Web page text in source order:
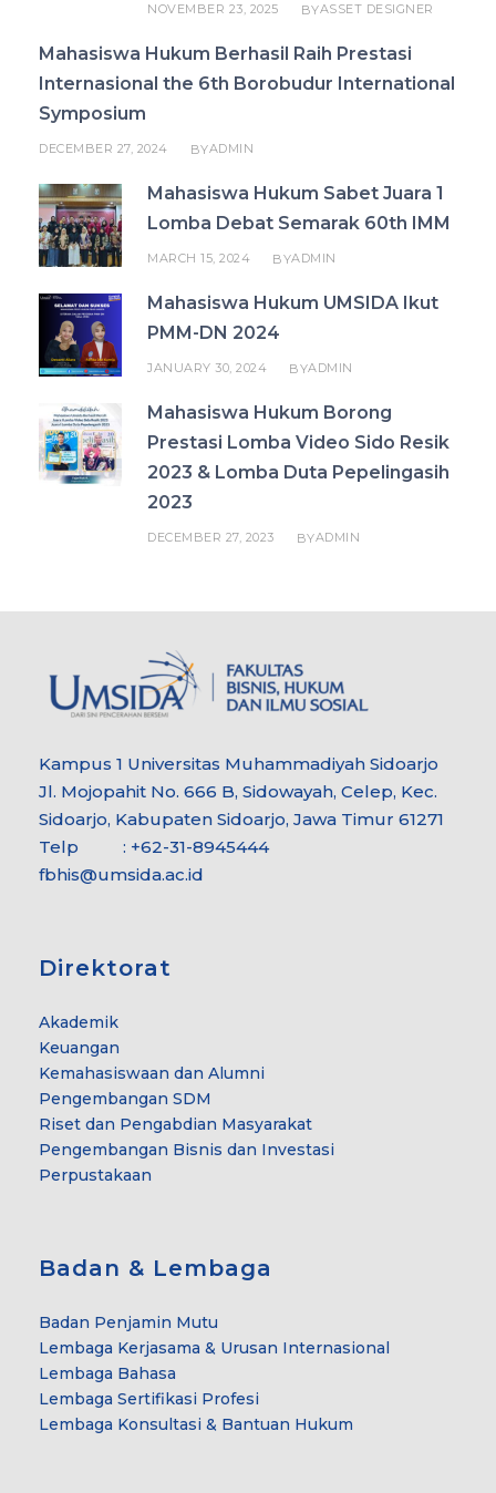
NOVEMBER 23, 2025 BYASSET DESIGNER
Mahasiswa Hukum Berhasil Raih Prestasi
Internasional the 6th Borobudur International
Symposium
DECEMBER 27, 2024 BYADMIN
Mahasiswa Hukum Sabet Juara 1
Lomba Debat Semarak 60th IMM
MARCH 15, 2024 BYADMIN
Mahasiswa Hukum UMSIDA Ikut
PMM-DN 2024
JANUARY 30, 2024 BYADMIN
Mahasiswa Hukum Borong
Prestasi Lomba Video Sido Resik
2023 & Lomba Duta Pepelingasih
2023
DECEMBER 27, 2023 BYADMIN
Kampus 1 Universitas Muhammadiyah Sidoarjo
Jl. Mojopahit No. 666 B, Sidowayah, Celep, Kec.
Sidoarjo, Kabupaten Sidoarjo, Jawa Timur 61271
Telp : +62-31-8945444
fbhis@umsida.ac.id
Direktorat
Akademik
Keuangan
Kemahasiswaan dan Alumni
Pengembangan SDM
Riset dan Pengabdian Masyarakat
Pengembangan Bisnis dan Investasi
Perpustakaan
Badan & Lembaga
Badan Penjamin Mutu
Lembaga Kerjasama & Urusan Internasional
Lembaga Bahasa
Lembaga Sertifikasi Profesi
Lembaga Konsultasi & Bantuan Hukum